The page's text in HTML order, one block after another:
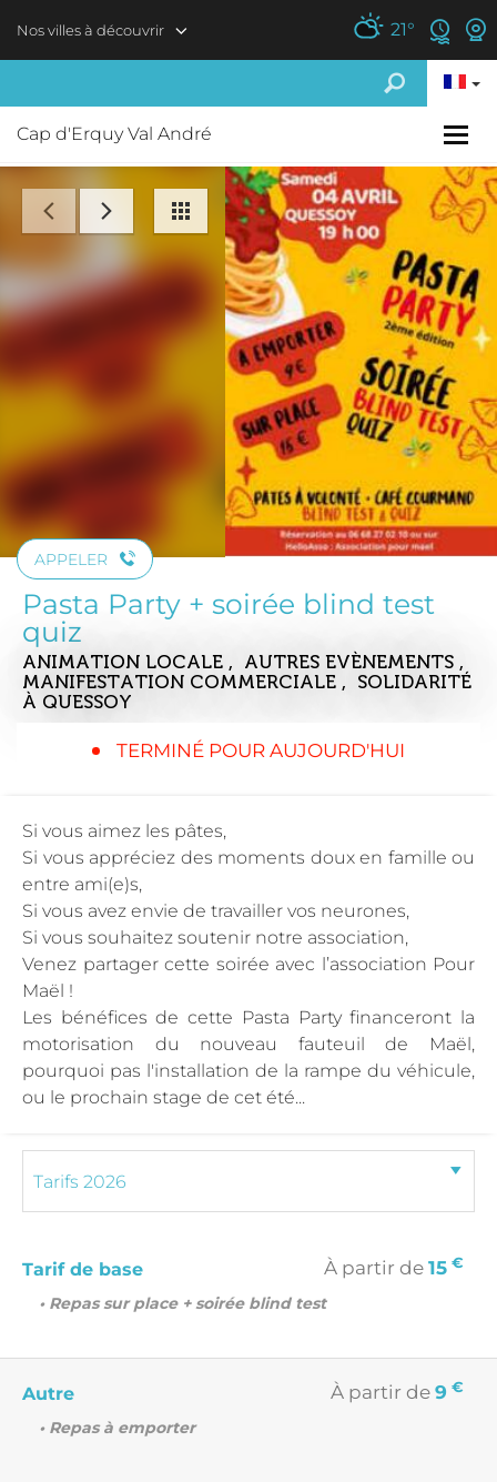
Nos villes à découvrir 21°
Cap d'Erquy Val André
APPELER
Pasta Party + soirée blind test
quiz
ANIMATION LOCALE , AUTRES EVÈNEMENTS ,
MANIFESTATION COMMERCIALE , SOLIDARITÉ
À QUESSOY
TERMINÉ POUR AUJOURD'HUI
Si vous aimez les pâtes,
Si vous appréciez des moments doux en famille ou
entre ami(e)s,
Si vous avez envie de travailler vos neurones,
Si vous souhaitez soutenir notre association,
Venez partager cette soirée avec l’association Pour
Maël !
Les bénéfices de cette Pasta Party financeront la
motorisation du nouveau fauteuil de Maël,
pourquoi pas l'installation de la rampe du véhicule,
ou le prochain stage de cet été...
Tarif de base À partir de 15 €
• Repas sur place + soirée blind test
Autre À partir de 9 €
• Repas à emporter